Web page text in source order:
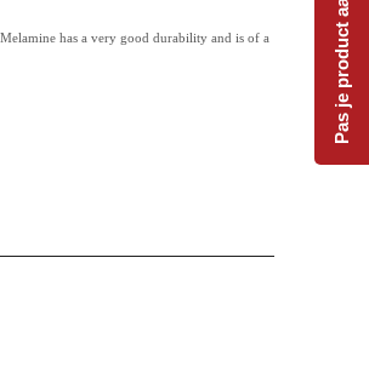
has a very good durability and is of a
Pas je product aan